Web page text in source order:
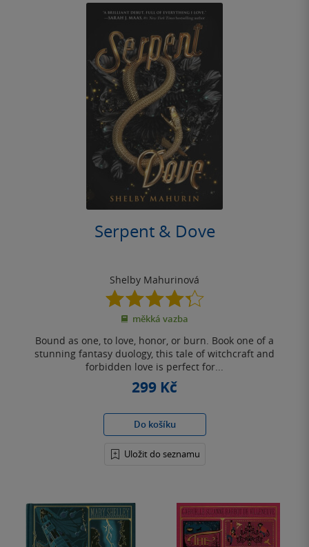
Serpent & Dove
Shelby Mahurinová
4.3
z
5
měkká vazba
Bound as one, to love, honor, or burn. Book one of a
stunning fantasy duology, this tale of witchcraft and
forbidden love is perfect for...
299 Kč
Do košíku
Uložit do seznamu